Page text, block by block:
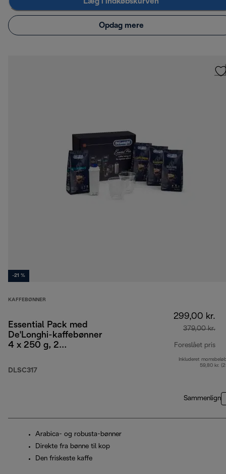
Opdag mere
-21 %
KAFFEBØNNER
Essential Pack med
De'Longhi-kaffebønner
4 x 250 g, 2
vandfilter
DLSC317
299,00 kr.
379,00 kr.
Foreslået pris
Inkluderet
59,80 kr.
Sammenlign
Arabica- og robusta-bønner
Direkte fra bønne til kop
Den friskeste kaffe